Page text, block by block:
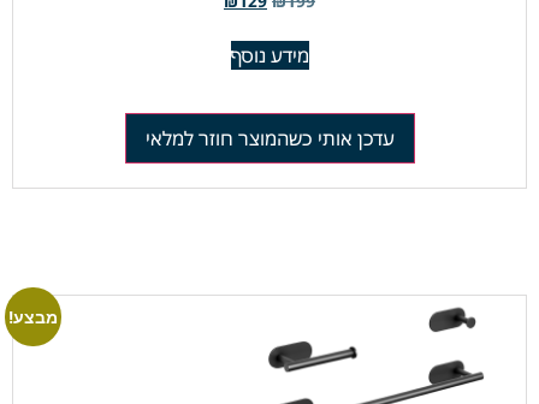
מידע נוסף
עדכן אותי כשהמוצר חוזר למלאי
מבצע!